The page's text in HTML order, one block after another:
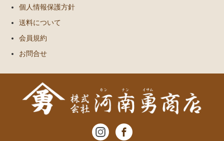
個人情報保護方針
送料について
会員規約
お問合せ